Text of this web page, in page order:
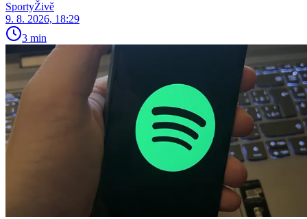
SportyŽivě
9. 8. 2026, 18:29
3 min